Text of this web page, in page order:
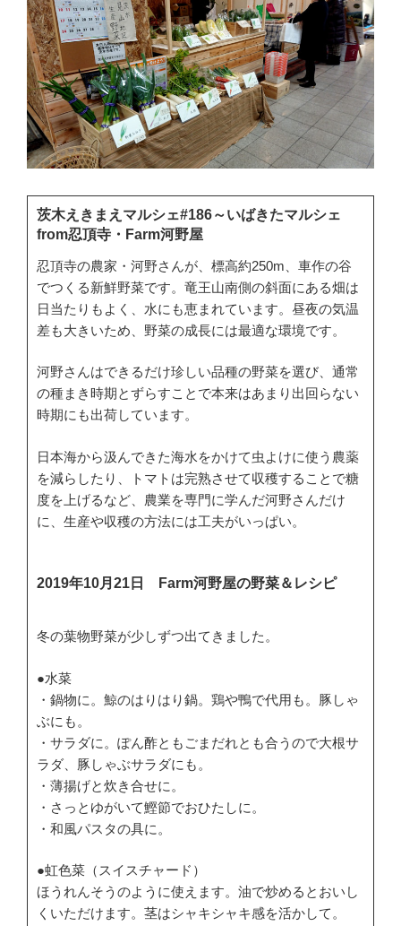
茨木えきまえマルシェ#186～いばきたマルシェ
from忍頂寺・Farm河野屋
忍頂寺の農家・河野さんが、標高約250m、車作の谷
でつくる新鮮野菜です。竜王山南側の斜面にある畑は
日当たりもよく、水にも恵まれています。昼夜の気温
差も大きいため、野菜の成長には最適な環境です。
河野さんはできるだけ珍しい品種の野菜を選び、通常
の種まき時期とずらすことで本来はあまり出回らない
時期にも出荷しています。
日本海から汲んできた海水をかけて虫よけに使う農薬
を減らしたり、トマトは完熟させて収穫することで糖
度を上げるなど、農業を専門に学んだ河野さんだけ
に、生産や収穫の方法には工夫がいっぱい。
2019年10月21日 Farm河野屋の野菜＆レシピ
冬の葉物野菜が少しずつ出てきました。
●水菜
・鍋物に。鯨のはりはり鍋。鶏や鴨で代用も。豚しゃ
ぶにも。
・サラダに。ぽん酢ともごまだれとも合うので大根サ
ラダ、豚しゃぶサラダにも。
・薄揚げと炊き合せに。
・さっとゆがいて鰹節でおひたしに。
・和風パスタの具に。
●虹色菜（スイスチャード）
ほうれんそうのように使えます。油で炒めるとおいし
くいただけます。茎はシャキシャキ感を活かして。